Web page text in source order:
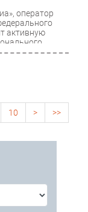
оператор
активную
данных...
10 > >>